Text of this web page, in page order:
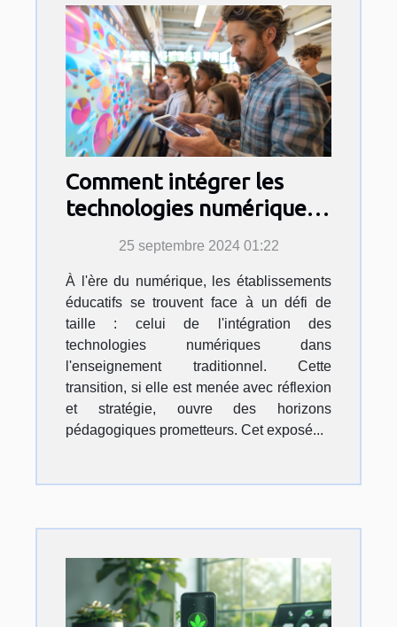
Comment intégrer les
technologies numériques
dans l'enseignement
traditionnel ?
25 septembre 2024 01:22
À l'ère du numérique, les établissements
éducatifs se trouvent face à un défi de
taille : celui de l'intégration des
technologies numériques dans
l'enseignement traditionnel. Cette
transition, si elle est menée avec réflexion
et stratégie, ouvre des horizons
pédagogiques prometteurs. Cet exposé...